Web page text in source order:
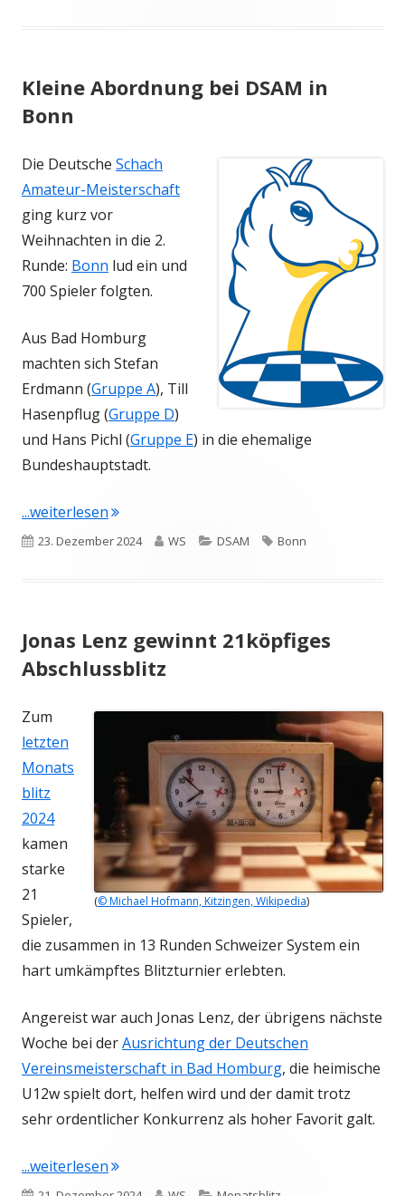
Kleine Abordnung bei DSAM in
Bonn
Die Deutsche Schach
Amateur-Meisterschaft
ging kurz vor
Weihnachten in die 2.
Runde: Bonn lud ein und
700 Spieler folgten.
Aus Bad Homburg
machten sich Stefan
Erdmann (Gruppe A), Till
Hasenpflug (Gruppe D)
und Hans Pichl (Gruppe E) in die ehemalige
Bundeshauptstadt.
...weiterlesen"Kleine Abordnung bei DSAM in Bonn"
Veröffentlicht
23. Dezember 2024 Autor
WS Kategorien
DSAM Schlagwörter
Bonn
Jonas Lenz gewinnt 21köpfiges
Abschlussblitz
(© Michael Hofmann, Kitzingen, Wikipedia)
Zum
letzten
Monats
blitz
2024
kamen
starke
21
Spieler,
die zusammen in 13 Runden Schweizer System ein
hart umkämpftes Blitzturnier erlebten.
Angereist war auch Jonas Lenz, der übrigens nächste
Woche bei derAusrichtung der Deutschen
Vereinsmeisterschaft in Bad Homburg, die heimische
U12w spielt dort, helfen wird und der damit trotz
sehr ordentlicher Konkurrenz als hoher Favorit galt.
...weiterlesen"Jonas Lenz gewinnt 21köpfiges